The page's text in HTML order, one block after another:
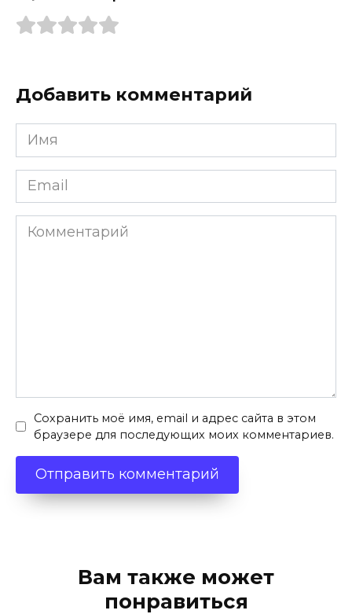
Добавить комментарий
Имя
*
Email
*
Комментарий
Сохранить моё имя, email и адрес сайта в этом
браузере для последующих моих комментариев.
Вам также может
понравиться